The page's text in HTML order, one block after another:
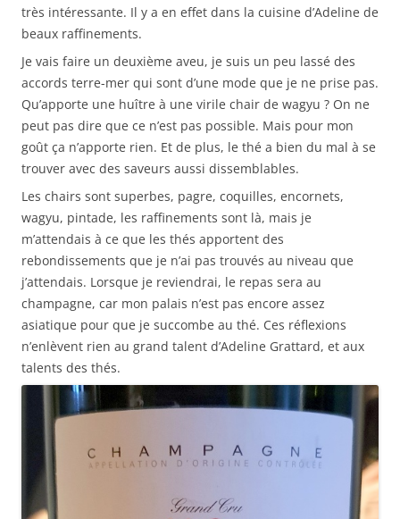
très intéressante. Il y a en effet dans la cuisine d’Adeline de
beaux raffinements.
Je vais faire un deuxième aveu, je suis un peu lassé des
accords terre-mer qui sont d’une mode que je ne prise pas.
Qu’apporte une huître à une virile chair de wagyu ? On ne
peut pas dire que ce n’est pas possible. Mais pour mon
goût ça n’apporte rien. Et de plus, le thé a bien du mal à se
trouver avec des saveurs aussi dissemblables.
Les chairs sont superbes, pagre, coquilles, encornets,
wagyu, pintade, les raffinements sont là, mais je
m’attendais à ce que les thés apportent des
rebondissements que je n’ai pas trouvés au niveau que
j’attendais. Lorsque je reviendrai, le repas sera au
champagne, car mon palais n’est pas encore assez
asiatique pour que je succombe au thé. Ces réflexions
n’enlèvent rien au grand talent d’Adeline Grattard, et aux
talents des thés.